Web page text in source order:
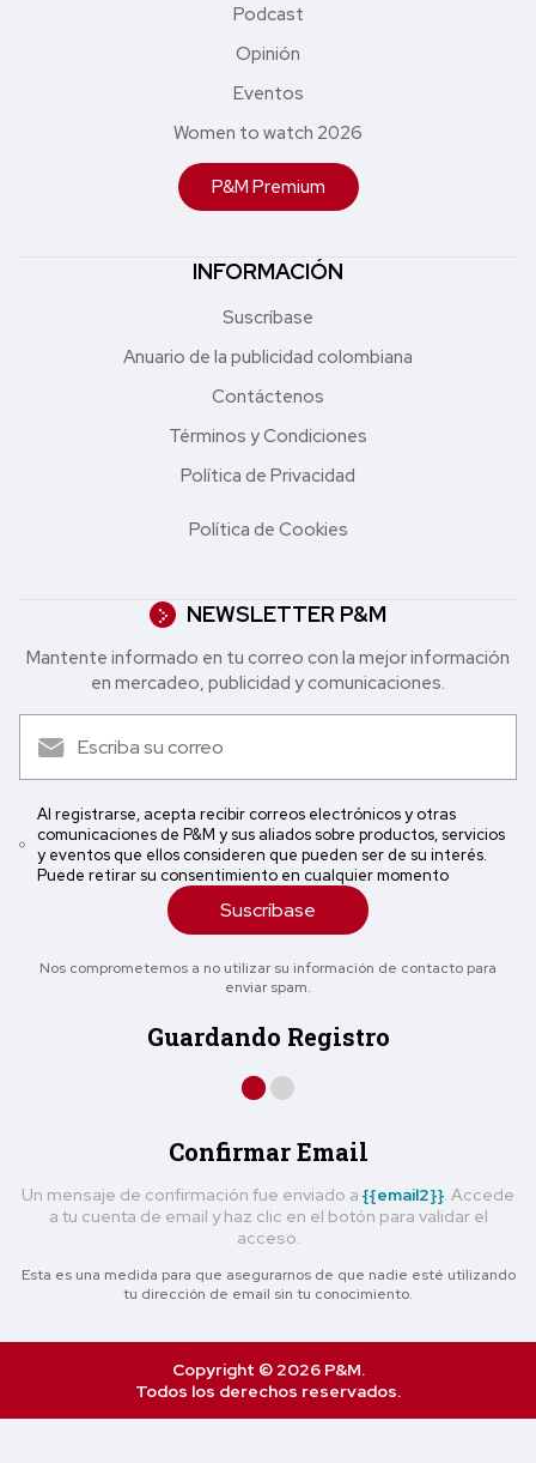
Podcast
Opinión
Eventos
Women to watch 2026
P&M Premium
INFORMACIÓN
Suscríbase
Anuario de la publicidad colombiana
Contáctenos
Términos y Condiciones
Política de Privacidad
Política de Cookies
NEWSLETTER P&M
Mantente informado en tu correo con la mejor in formación
en mercadeo, publicidad y comunicaciones.
Al registrarse, acepta recibir correos electrónicos y otras
comunicaciones de P&M y sus aliados sobre productos, servicios
y eventos que ellos consideren que pueden ser de su interés.
Puede retirar su consentimiento en cualquier momento
Suscríbase
Nos comprometemos a no utilizar su información de contacto para
enviar spam.
Guardando Registro
Confirmar Email
Un mensaje de confirmación fue enviado a {{email2}}. Accede
a tu cuenta de email y haz clic en el botón para validar el
acceso.
Esta es una medida para que asegurarnos de que nadie esté utilizando
tu dirección de email sin tu conocimiento.
Copyright © 2026 P&M.
Todos los derechos reservados.